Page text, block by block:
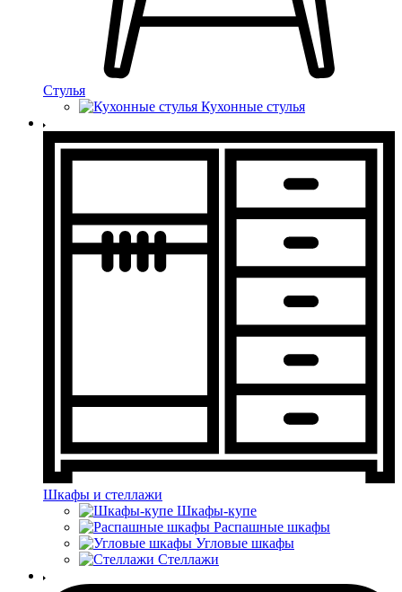
Стулья
Кухонные стулья
Шкафы и стеллажи
Шкафы-купе
Распашные шкафы
Угловые шкафы
Стеллажи